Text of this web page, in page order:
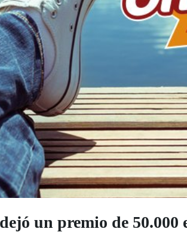
un premio de